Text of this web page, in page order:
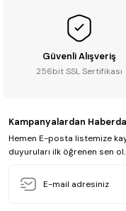
Güvenli Alışveriş
256bit SSL Sertifikası
Kampanyalardan
Hemen E-posta listemize
duyuruları ilk öğrenen sen ol.